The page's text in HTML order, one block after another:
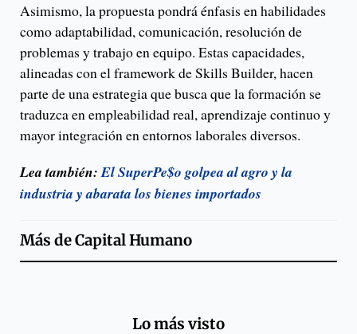
Asimismo, la propuesta pondrá énfasis en habilidades
como adaptabilidad, comunicación, resolución de
problemas y trabajo en equipo. Estas capacidades,
alineadas con el framework de Skills Builder, hacen
parte de una estrategia que busca que la formación se
traduzca en empleabilidad real, aprendizaje continuo y
mayor integración en entornos laborales diversos.
Lea también:El SuperPe$o golpea al agro y la
industria y abarata los bienes importados
Más deCapital Humano
Lo más visto